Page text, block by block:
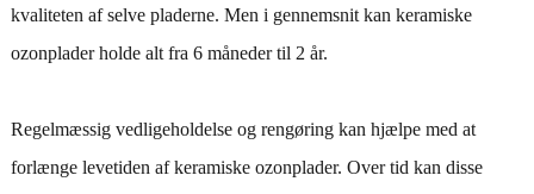
kvaliteten af ​​selve pladerne. Men i gennemsnit kan keramiske
ozonplader holde alt fra 6 måneder til 2 år.
Regelmæssig vedligeholdelse og rengøring kan hjælpe med at
forlænge levetiden af ​​keramiske ozonplader. Over tid kan disse